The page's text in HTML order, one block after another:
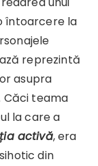
întoarcere la
reprezintă
asupra
Căci teama
la care a
activă, era
din